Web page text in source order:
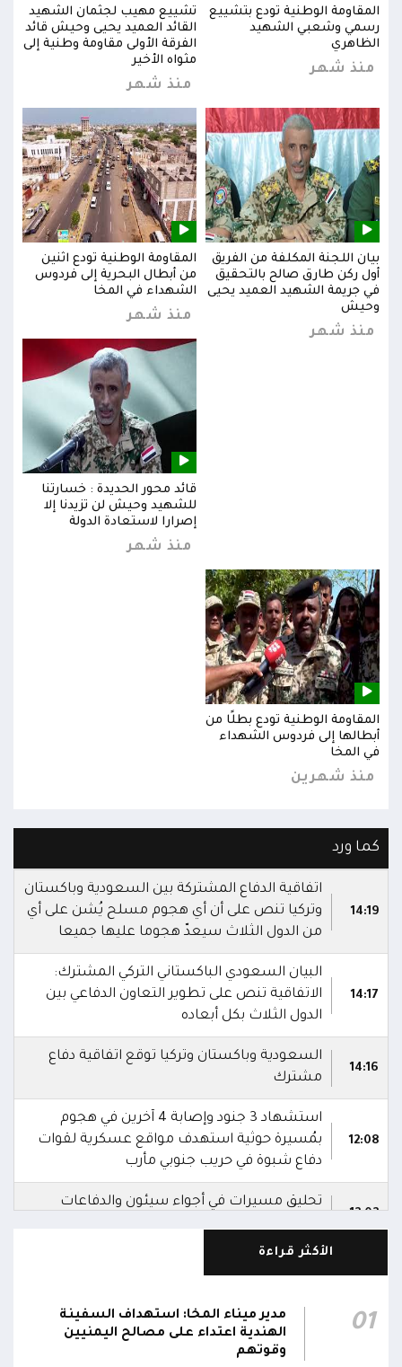
المقاومة الوطنية تودع بتشييع
رسمي وشعبي الشهيد
الظاهري
منذ شهر
تشييع مهيب لجثمان الشهيد
القائد العميد يحيى وحيش قائد
الفرقة الأولى مقاومة وطنية إلى
مثواه الأخير
منذ شهر
بيان اللجنة المكلفة من الفريق
أول ركن طارق صالح بالتحقيق
في جريمة الشهيد العميد يحيى
وحيش
منذ شهر
المقاومة الوطنية تودع اثنين
من أبطال البحرية إلى فردوس
الشهداء في المخا
منذ شهر
قائد محور الحديدة : خسارتنا
للشهيد وحيش لن تزيدنا إلا
إصرارا لاستعادة الدولة
منذ شهر
المقاومة الوطنية تودع بطلًا من
أبطالها إلى فردوس الشهداء
في المخا
منذ شهرين
كما ورد
14:19
اتفاقية الدفاع المشتركة بين السعودية وباكستان
وتركيا تنص على أن أي هجوم مسلح يُشن على أي
من الدول الثلاث سيعدّ هجوما عليها جميعا
14:17
البيان السعودي الباكستاني التركي المشترك:
الاتفاقية تنص على تطوير التعاون الدفاعي بين
الدول الثلاث بكل أبعاده
14:16
السعودية وباكستان وتركيا توقع اتفاقية دفاع
مشترك
12:08
استشهاد 3 جنود وإصابة 4 آخرين في هجوم
بمُسيرة حوثية استهدف مواقع عسكرية لقوات
دفاع شبوة في حريب جنوبي مأرب
12:02
تحليق مسيرات في أجواء سيئون والدفاعات
سكنية
تلفزيون حكومي: الدفاعات الجوية تُسقط مسيرات
الأكثر قراءة
01
مدير ميناء المخا: استهداف السفينة
الهندية اعتداء على مصالح اليمنيين
وقوتهم